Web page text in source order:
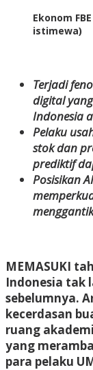
Ekonom
istimewa)
Terjadi
digital
Indonesia
Pelaku
stok dan
prediktif
Posisikan
MEMASUKI
Indonesia tak
sebelumnya.
kecerdasan
ruang
yang
para pelaku